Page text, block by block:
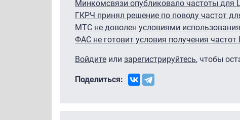
Минкомсвязи опубликовало частоты для
ГКРЧ принял решение по поводу частот
МТС не доволен условиями
ФАС не готовит условия получения частот
Войдите или зарегистрируйтесь, чтобы
Поделиться: